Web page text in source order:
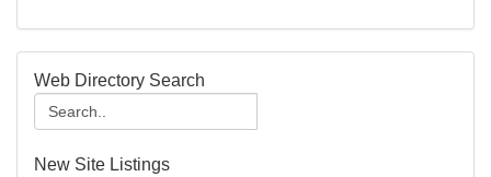
Web Directory Search
New Site Listings